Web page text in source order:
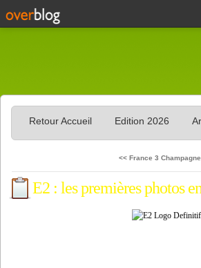
Retour Accueil Edition 2026
<< France 3
E2 : les premières photos